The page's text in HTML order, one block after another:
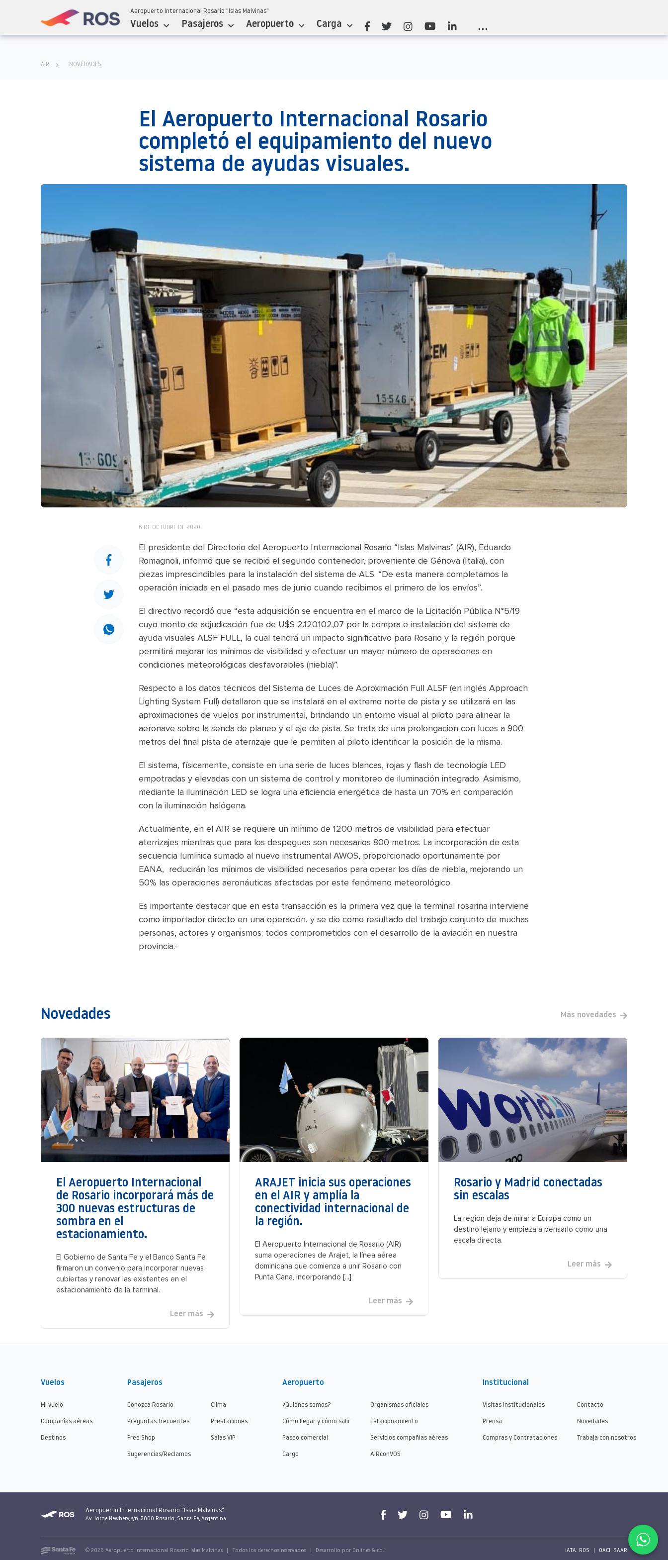
Aeropuerto Internacional Rosario "Islas Malvinas"
Vuelos Pasajeros Aeropuerto Carga ...
AIR NOVEDADES
El Aeropuerto Internacional Rosario
completó el equipamiento del nuevo
sistema de ayudas visuales.
6 DE OCTUBRE DE 2020
El presidente del Directorio del Aeropuerto Internacional Rosario “Islas Malvinas” (AIR), Eduardo
Romagnoli, informó que se recibió el segundo contenedor, proveniente de Génova (Italia), con
piezas imprescindibles para la instalación del sistema de ALS. “De esta manera completamos la
operación iniciada en el pasado mes de junio cuando recibimos el primero de los envíos”.
El directivo recordó que “esta adquisición se encuentra en el marco de la Licitación Pública N°5/19
cuyo monto de adjudicación fue de U$S 2.120.102,07 por la compra e instalación del sistema de
ayuda visuales ALSF FULL, la cual tendrá un impacto significativo para Rosario y la región porque
permitirá mejorar los mínimos de visibilidad y efectuar un mayor número de operaciones en
condiciones meteorológicas desfavorables (niebla)”.
Respecto a los datos técnicos del Sistema de Luces de Aproximación Full ALSF (en inglés Approach
Lighting System Full) detallaron que se instalará en el extremo norte de pista y se utilizará en las
aproximaciones de vuelos por instrumental, brindando un entorno visual al piloto para alinear la
aeronave sobre la senda de planeo y el eje de pista. Se trata de una prolongación con luces a 900
metros del final pista de aterrizaje que le permiten al piloto identificar la posición de la misma.
El sistema, físicamente, consiste en una serie de luces blancas, rojas y flash de tecnología LED
empotradas y elevadas con un sistema de control y monitoreo de iluminación integrado. Asimismo,
mediante la iluminación LED se logra una eficiencia energética de hasta un 70% en comparación
con la iluminación halógena.
Actualmente, en el AIR se requiere un mínimo de 1200 metros de visibilidad para efectuar
aterrizajes mientras que para los despegues son necesarios 800 metros. La incorporación de esta
secuencia lumínica sumado al nuevo instrumental AWOS, proporcionado oportunamente por
EANA, reducirán los mínimos de visibilidad necesarios para operar los días de niebla, mejorando un
50% las operaciones aeronáuticas afectadas por este fenómeno meteorológico.
Es importante destacar que en esta transacción es la primera vez que la terminal rosarina interviene
como importador directo en una operación, y se dio como resultado del trabajo conjunto de muchas
personas, actores y organismos; todos comprometidos con el desarrollo de la aviación en nuestra
provincia.-
Novedades Más novedades
El Aeropuerto Internacional
de Rosario incorporará más de
300 nuevas estructuras de
sombra en el
estacionamiento.
El Gobierno de Santa Fe y el Banco Santa Fe
firmaron un convenio para incorporar nuevas
cubiertas y renovar las existentes en el
estacionamiento de la terminal.
Leer más
ARAJET inicia sus operaciones
en el AIR y amplía la
conectividad internacional de
la región.
El Aeropuerto Internacional de Rosario (AIR)
suma operaciones de Arajet, la línea aérea
dominicana que comienza a unir Rosario con
Punta Cana, incorporando [...]
Leer más
Rosario y Madrid conectadas
sin escalas
La región deja de mirar a Europa como un
destino lejano y empieza a pensarlo como una
escala directa.
Leer más
Vuelos
Mi vuelo
Compañías aéreas
Destinos
Pasajeros
Conozca Rosario Clima
Preguntas frecuentes Prestaciones
Free Shop Salas VIP
Sugerencias/Reclamos
Aeropuerto
¿Quiénes somos? Organismos oficiales
Cómo llegar y cómo salir Estacionamiento
Paseo comercial Servicios compañías aéreas
Cargo AIRconVOS
Institucional
Visitas institucionales Contacto
Prensa Novedades
Compras y Contrataciones Trabaja con nosotros
Aeropuerto Internacional Rosario "Islas Malvinas"
Av. Jorge Newbery, s/n, 2000 Rosario, Santa Fe, Argentina
© 2026 Aeropuerto Internacional Rosario Islas Malvinas Todos los derechos reservados Desarrollo por Onlines & co. IATA: ROS OACI: SAAR